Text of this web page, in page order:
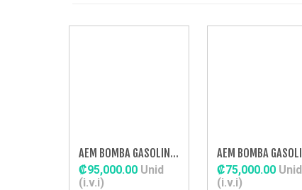
AEM BOMBA GASOLINA INTERNA 320LPH METAN
₡95,000.00 Unid
(i.v.i)
₡75,000.00 Unid
(i.v.i)